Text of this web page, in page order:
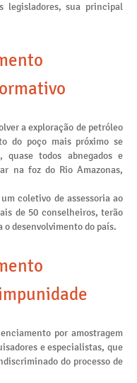
legisladores, sua principal
a exploração de petróleo
do poço mais próximo se
todos abnegados e
na foz do Rio Amazonas,
coletivo de assessoria ao
de 50 conselheiros, terão
desenvolvimento do país.
por amostragem
e especialistas, que
do processo de